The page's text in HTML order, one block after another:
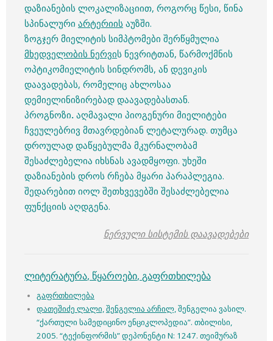
დაზიანების ლოკალიზაციით, როგორც წესი, წინა
სპინალური არტერიის აუზში.
ზოგჯერ მიელიტის სიმპტომები შერწყმულია
მხედველობის ნერვის ნევრიტთან, წარმოქმნის
ოპტიკომიელიტის სინდრომს, ან დევიკის
დაავადებას, რომელიც ახლოსაა
დემიელინიზირებად დაავადებასთან.
პროგნოზი. აღმავალი პიოგენური მიელიტები
ჩვეულებრივ მთავრდებიან ლეტალურად. თუმცა
დროულად დაწყებულმა მკურნალობამ
შესაძლებელია იხსნას ავადმყოფი. უხეში
დაზიანების დროს რჩება მყარი პარაპლეგია.
შედარებით იოლ შეთხვევებში შესაძლებელია
ფუნქციის აღდგენა.
ნერვული სისტემის დაავადებები
ლიტერატურა, წყაროები, გაფრთხილება
გაფრთხილება
დათეშიძე ლალი,შენგელია არჩილ,შენგელია ვასილ.
“ქართული სამედიცინო ენციკლოპედია”. თბილისი,
2005. “ტექინფორმის” დეპონენტი N: 1247. თეიმურაზ